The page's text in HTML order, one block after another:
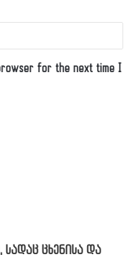
for the next time I
სადაც ცხენისა და